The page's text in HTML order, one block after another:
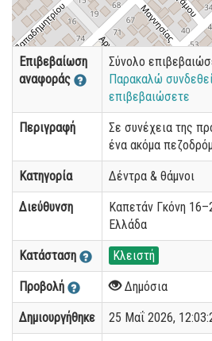
Επιβεβαίωση
αναφοράς
Σύνολο
Παρακαλώ
επιβεβαιώσετε
Περιγραφή
Σε συνέχεια της
ένα ακόμα
Κατηγορία Δέντρα & θάμνοι
Διεύθυνση
Καπετάν Γκόνη
Ελλάδα
Κατάσταση Κλειστή
Προβολή Δημόσια
Δημιουργήθηκε 25 Μαΐ 2026,